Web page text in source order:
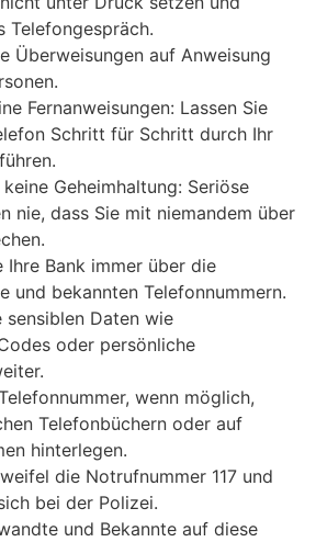
Telefongespräch.
Überweisungen auf Anweisung
Fernanweisungen: Lassen Sie
Schritt für Schritt durch Ihr
Geheimhaltung: Seriöse
nie, dass Sie mit niemandem über
Ihre Bank immer über die
und bekannten Telefonnummern.
sensiblen Daten wie
oder persönliche
wenn möglich,
Telefonbüchern oder auf
hinterlegen.
die Notrufnummer 117 und
bei der Polizei.
und Bekannte auf diese